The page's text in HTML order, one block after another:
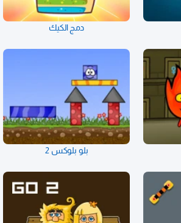
دمج الكيك
بلو بلوكس 2